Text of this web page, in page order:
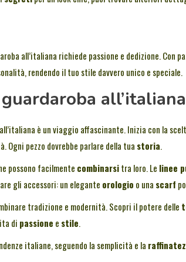
all’italiana richiede passione e dedizione.
rendendo il tuo stile davvero unico e speciale.
all’italiana
è un viaggio affascinante. Inizia con la
pezzo dovrebbe parlare della tua storia.
possono facilmente combinarsitra loro. Le linee
gli accessori: un elegante orologio o una scarf
tradizione e modernità. Scopri il potere delle
di passione e stile.
italiane, seguendo la semplicità e la